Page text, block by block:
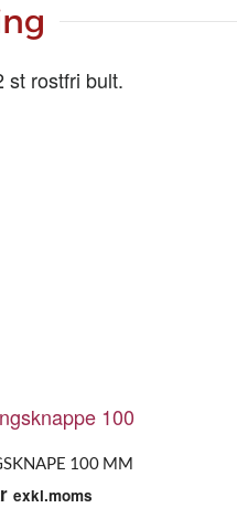
st rostfri bult.
100 MM
exkl.moms